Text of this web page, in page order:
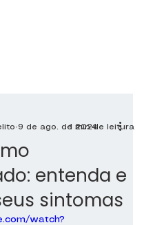
entenda e
sintomas
9 de ago. de 20241 min de leitura
watch?